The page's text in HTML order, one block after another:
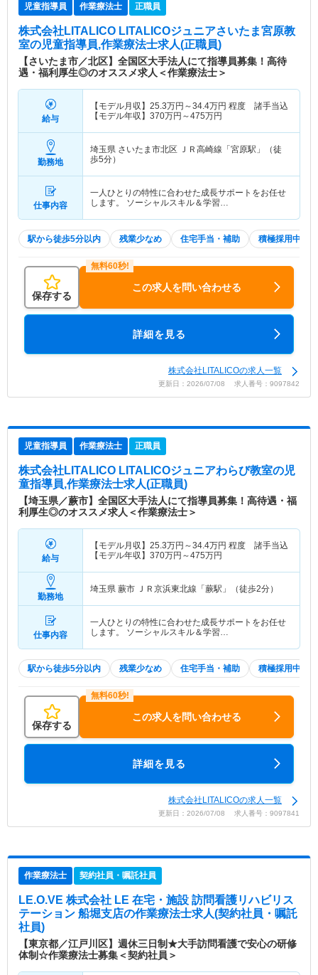
児童指導員 作業療法士 正職員
株式会社LITALICO LITALICOジュニアさいたま宮原教
室の児童指導員,作業療法士求人(正職員)
【さいたま市／北区】全国区大手法人にて指導員募集！高待
遇・福利厚生◎のオススメ求人＜作業療法士＞
給与
【モデル月収】 25.3万円～34.4万円 程度 諸手当込
【モデル年収】 370万円～475万円
勤務地
埼玉県 さいたま市北区 ＪＲ高崎線「宮原駅」（徒
歩5分）
仕事内容
一人ひとりの特性に合わせた成長サポートをお任せ
します。 ソーシャルスキル＆学習…
駅から徒歩5分以内 残業少なめ 住宅手当・補助 積極採用中
保存する
この求人を問い合わせる
詳細を見る
株式会社LITALICOの求人一覧
更新日：2026/07/08 求人番号：9097842
児童指導員 作業療法士 正職員
株式会社LITALICO LITALICOジュニアわらび教室の児
童指導員,作業療法士求人(正職員)
【埼玉県／蕨市】全国区大手法人にて指導員募集！高待遇・福
利厚生◎のオススメ求人＜作業療法士＞
給与
【モデル月収】 25.3万円～34.4万円 程度 諸手当込
【モデル年収】 370万円～475万円
勤務地
埼玉県 蕨市 ＪＲ京浜東北線「蕨駅」（徒歩2分）
仕事内容
一人ひとりの特性に合わせた成長サポートをお任せ
します。 ソーシャルスキル＆学習…
駅から徒歩5分以内 残業少なめ 住宅手当・補助 積極採用中
保存する
この求人を問い合わせる
詳細を見る
株式会社LITALICOの求人一覧
更新日：2026/07/08 求人番号：9097841
作業療法士 契約社員・嘱託社員
LE.O.VE 株式会社 LE 在宅・施設 訪問看護リハビリス
テーション 船堀支店の作業療法士求人(契約社員・嘱託
社員)
【東京都／江戸川区】週休三日制★大手訪問看護で安心の研修
体制☆作業療法士募集＜契約社員＞